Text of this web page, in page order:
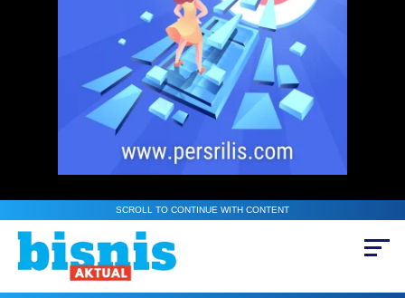
SCROLL TO CONTINUE WITH CONTENT